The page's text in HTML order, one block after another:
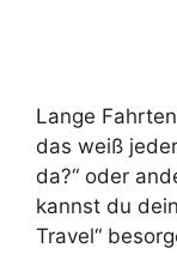
Lange
das weiß
da?“ oder
kannst du
Travel“